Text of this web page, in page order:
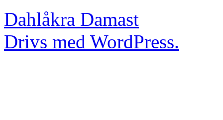
Dahlåkra Damast
Drivs med WordPress.